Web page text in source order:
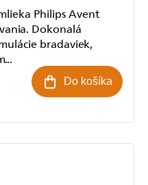
Do košíka
Philips Avent
Dokonalá
bradaviek,